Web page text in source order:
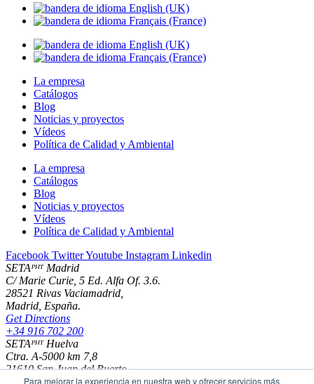
Para mejorar la experiencia en nuestra web y ofrecer servicios más
La empresa
Catálogos
Blog
Noticias y proyectos
Vídeos
Política de Calidad y Ambiental
La empresa
Catálogos
Blog
Noticias y proyectos
Vídeos
Política de Calidad y Ambiental
Facebook TwitterYoutube Instagram Linkedin
SETAᴾᴴᵀ Madrid
C/ Marie Curie, 5 Ed. Alfa Of. 3.6.
28521 Rivas Vaciamadrid,
Madrid, España.
Get Directions
+34 916 702 200
SETAᴾᴴᵀ Huelva
Ctra. A-5000 km 7,8
21610 San Juan del Puerto